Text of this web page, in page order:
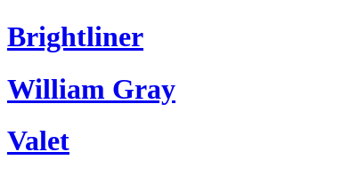
Brightliner
William Gray
Valet